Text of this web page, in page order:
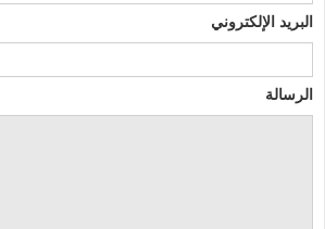
البريد الإلكتروني
الرسالة